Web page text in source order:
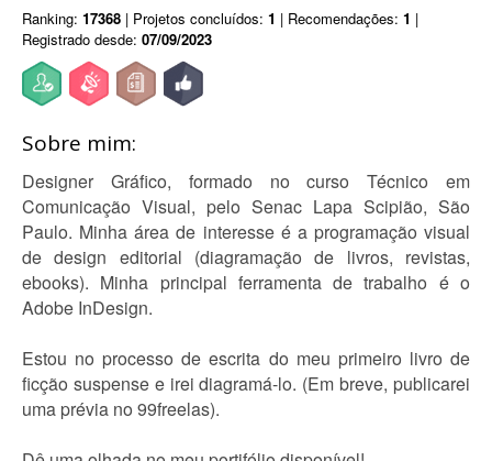
Ranking: 17368 | Projetos concluídos: 1 | Recomendações: 1 |
Registrado desde: 07/09/2023
Sobre mim:
Designer Gráfico, formado no curso Técnico em
Comunicação Visual, pelo Senac Lapa Scipião, São
Paulo. Minha área de interesse é a programação visual
de design editorial (diagramação de livros, revistas,
ebooks). Minha principal ferramenta de trabalho é o
Adobe InDesign.
Estou no processo de escrita do meu primeiro livro de
ficção suspense e irei diagramá-lo. (Em breve, publicarei
uma prévia no 99freelas).